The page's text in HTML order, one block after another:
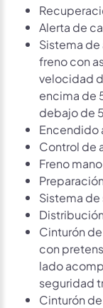
Alerta de
Sistema
freno con
velocidad
encima de
debajo de
Encendido
Control de
Freno
Sistema
Cinturón
con
lado
seguridad
Cinturón